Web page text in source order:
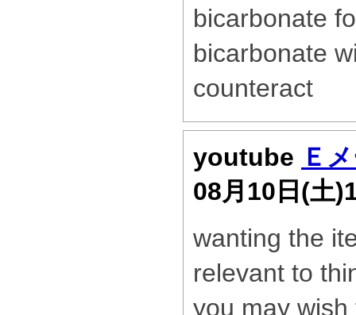
bicarbonate
bicarbonate
counteract
youtube Ｅ
08月10日(土
wanting the
relevant to
you may